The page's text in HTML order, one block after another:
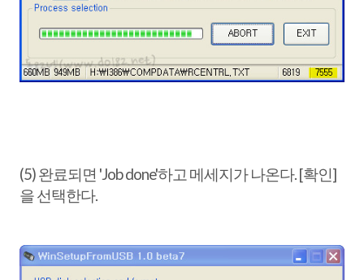
(5) 완료되면 'Job done'하고 메세지가 나온다. [확인]
을 선택한다.